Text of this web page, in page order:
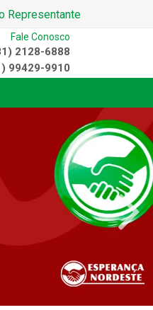
Representante
Fale Conosco
2128-6888
99429-9910